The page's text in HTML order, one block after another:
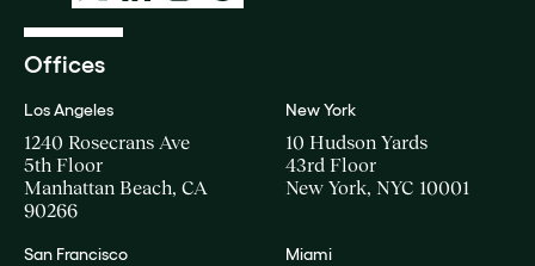
Offices
Los Angeles
1240 Rosecrans Ave
5th Floor
Manhattan Beach, CA
90266
New York
10 Hudson Yards
43rd Floor
New York, NYC 10001
San Francisco Miami